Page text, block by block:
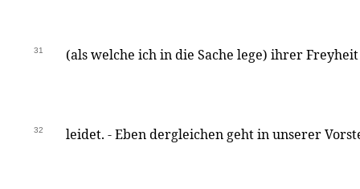
31 (als welche ich in die Sache lege) ihrer
32 leidet. - Eben dergleichen geht in unserer